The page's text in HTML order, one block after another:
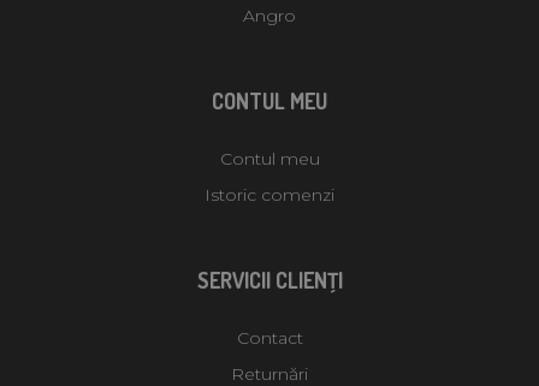
Angro
CONTUL MEU
Contul meu
Istoric comenzi
SERVICII CLIENŢI
Contact
Returnări